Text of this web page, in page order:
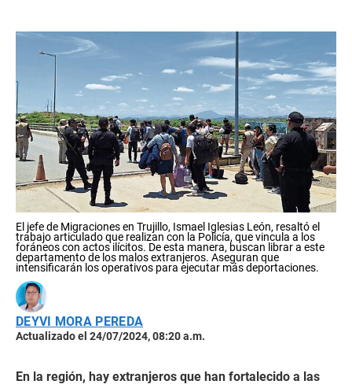
El jefe de Migraciones en Trujillo, Ismael Iglesias León, resaltó el
trabajo articulado que realizan con la Policía, que vincula a los
foráneos con actos ilícitos. De esta manera, buscan librar a este
departamento de los malos extranjeros. Aseguran que
intensificarán los operativos para ejecutar más deportaciones.
DEYVI MORA PEREDA
Actualizado el 24/07/2024, 08:20 a.m.
En la región, hay extranjeros que han fortalecido a las